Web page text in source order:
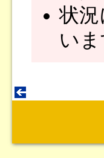
状
いま